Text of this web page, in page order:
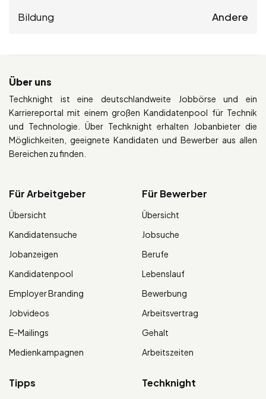
Bildung Andere
Über uns
Techknight ist eine deutschlandweite Jobbörse und ein
Karriereportal mit einem großen Kandidatenpool für Technik
und Technologie. Über Techknight erhalten Jobanbieter die
Möglichkeiten, geeignete Kandidaten und Bewerber aus allen
Bereichen zu finden.
Für Arbeitgeber
Übersicht
Kandidatensuche
Jobanzeigen
Kandidatenpool
Employer Branding
Jobvideos
E-Mailings
Medienkampagnen
Für Bewerber
Übersicht
Jobsuche
Berufe
Lebenslauf
Bewerbung
Arbeitsvertrag
Gehalt
Arbeitszeiten
Tipps Techknight